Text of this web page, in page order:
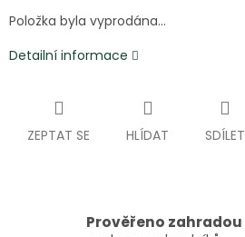
Položka byla vyprodána…
Detailní informace
ZEPTAT SE HLÍDAT SDÍLET
Prověřeno zahradou